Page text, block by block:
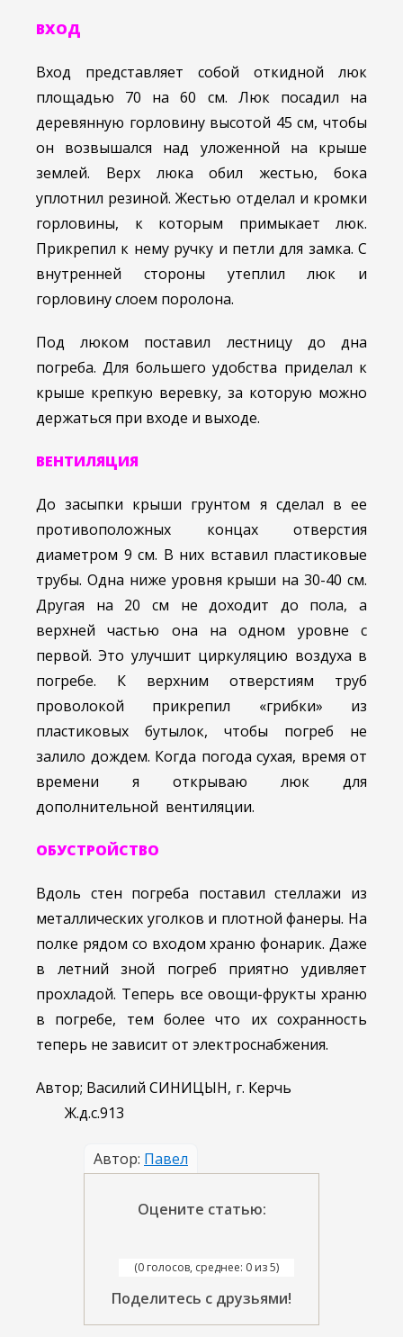
ВХОД
Вход представляет собой откидной люк
площадью 70 на 60 см. Люк посадил на
деревянную горловину высотой 45 см, чтобы
он возвышался над уложенной на крыше
землей. Верх люка обил жестью, бока
уплотнил резиной. Жестью отделал и кромки
горловины, к которым примыкает люк.
Прикрепил к нему ручку и петли для замка. С
внутренней стороны утеплил люк и
горловину слоем поролона.
Под люком поставил лестницу до дна
погреба. Для большего удобства приделал к
крыше крепкую веревку, за которую можно
держаться при входе и выходе.
ВЕНТИЛЯЦИЯ
До засыпки крыши грунтом я сделал в ее
противоположных концах отверстия
диаметром 9 см. В них вставил пластиковые
трубы. Одна ниже уровня крыши на 30-40 см.
Другая на 20 см не доходит до пола, а
верхней частью она на одном уровне с
первой. Это улучшит циркуляцию воздуха в
погребе. К верхним отверстиям труб
проволокой прикрепил «грибки» из
пластиковых бутылок, чтобы погреб не
залило дождем. Когда погода сухая, время от
времени я открываю люк для
дополнительной вентиляции.
ОБУСТРОЙСТВО
Вдоль стен погреба поставил стеллажи из
металлических уголков и плотной фанеры. На
полке рядом со входом храню фонарик. Даже
в летний зной погреб приятно удивляет
прохладой. Теперь все овощи-фрукты храню
в погребе, тем более что их сохранность
теперь не зависит от электроснабжения.
Автор; Василий СИНИЦЫН, г. Керчь
Ж.д.с.913
Автор: Павел
Оцените статью:
(0 голосов, среднее: 0 из 5)
Поделитесь с друзьями!